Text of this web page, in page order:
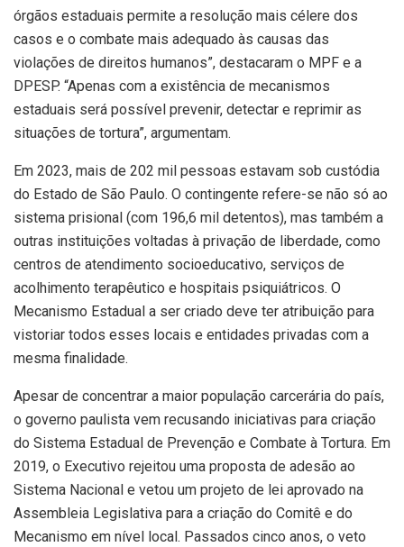
órgãos estaduais permite a resolução mais célere dos
casos e o combate mais adequado às causas das
violações de direitos humanos”, destacaram o MPF e a
DPESP. “Apenas com a existência de mecanismos
estaduais será possível prevenir, detectar e reprimir as
situações de tortura”, argumentam.
Em 2023, mais de 202 mil pessoas estavam sob custódia
do Estado de São Paulo. O contingente refere-se não só ao
sistema prisional (com 196,6 mil detentos), mas também a
outras instituições voltadas à privação de liberdade, como
centros de atendimento socioeducativo, serviços de
acolhimento terapêutico e hospitais psiquiátricos. O
Mecanismo Estadual a ser criado deve ter atribuição para
vistoriar todos esses locais e entidades privadas com a
mesma finalidade.
Apesar de concentrar a maior população carcerária do país,
o governo paulista vem recusando iniciativas para criação
do Sistema Estadual de Prevenção e Combate à Tortura. Em
2019, o Executivo rejeitou uma proposta de adesão ao
Sistema Nacional e vetou um projeto de lei aprovado na
Assembleia Legislativa para a criação do Comitê e do
Mecanismo em nível local. Passados cinco anos, o veto